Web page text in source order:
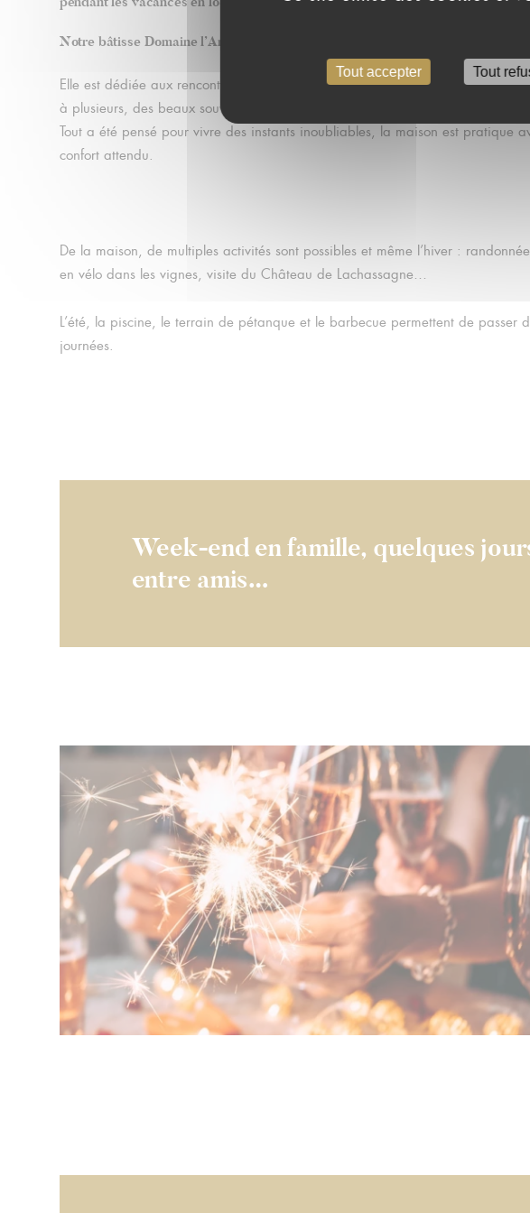
Tout accepter Tout
Notre bâtisse Domaine l’Arlequin dans le Beaujolais est à louer rien que pour
Elle est dédiée aux rencontres amicales, aux événements familiaux pour vivre
à plusieurs, des beaux souvenirs.
Tout a été pensé pour vivre des instants inoubliables, la maison est pratique
confort attendu.
De la maison, de multiples activités sont possibles et même l’hiver :
en vélo dans les vignes, visite du Château de Lachassagne…
L’été, la piscine, le terrain de pétanque et le barbecue permettent de passer
journées.
Week-end en famille, quelques
entre amis…